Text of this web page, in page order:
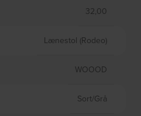
32,00
Lænestol (Rodeo)
WOOOD
Sort/Grå